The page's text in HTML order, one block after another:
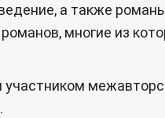
а также
многие из